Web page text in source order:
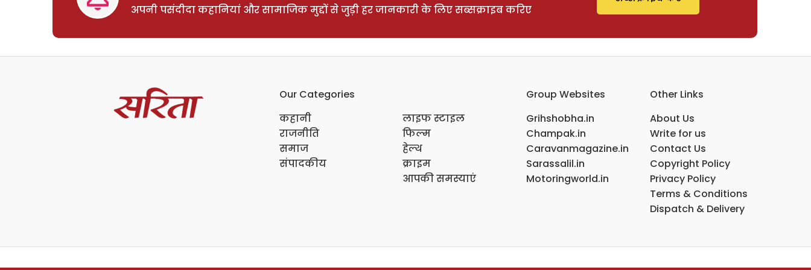
अपनी पसंदीदा कहानियां और सामाजिक मुद्दों से जुड़ी हर जानकारी के लिए सब्सक्राइब करिए
Our Categories
कहानी
राजनीति
समाज
संपादकीय
लाइफ स्टाइल
फिल्म
हेल्थ
क्राइम
आपकी समस्याएं
Group Websites
Grihshobha.in
Champak.in
Caravanmagazine.in
Sarassalil.in
Motoringworld.in
Other Links
About Us
Write for us
Contact Us
Copyright Policy
Privacy Policy
Terms & Conditions
Dispatch & Delivery